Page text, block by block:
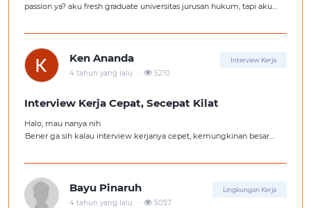
passion ya? aku fresh graduate universitas jurusan hukum, tapi aku
Ken Ananda Interview Kerja
4 tahun yang lalu . 5210
Interview Kerja Cepat, Secepat Kilat
Halo, mau nanya nih
Bener ga sih kalau interview kerjanya cepet, kemungkinan besar
Bayu Pinaruh Lingkungan Kerja
4 tahun yang lalu . 5057